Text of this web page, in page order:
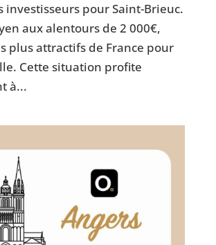
investisseurs pour Saint-Brieuc.
aux alentours de 2 000€,
plus attractifs de France pour
Cette situation profite
à...